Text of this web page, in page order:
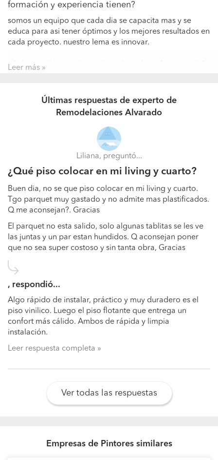
formación y experiencia tienen?
somos un equipo que cada dia se capacita mas y se
educa para asi tener óptimos y los mejores resultados en
cada proyecto. nuestro lema es innovar.
¿Subcontrátaste algún tipo de trabajo? ¿A quién?
piso, expertos en piso madera nativa, gasfiter con
certificaciones, electricos autorizados por la sec, etc...
Leer más
Últimas respuestas de experto de
Remodelaciones Alvarado
Liliana, preguntó...
¿Qué piso colocar en mi living y cuarto?
Buen dia, no se que piso colocar en mi living y cuarto.
Tgo parquet muy gastado y no admite mas plastificados.
Q me aconsejan?. Gracias
El parquet no esta salido, solo algunas tablitas se les ve
las juntas y un par estan hundidos. Q aconsejan poner
que no sea super costoso y sin tanta obra, Gracias
, respondió...
Algo rápido de instalar, práctico y muy duradero es el
piso vinilico. Luego el piso flotante que entrega un
confort más cálido. Ambos de rápida y limpia
instalación.
Leer respuesta completa
Ver todas las respuestas
Empresas de Pintores similares